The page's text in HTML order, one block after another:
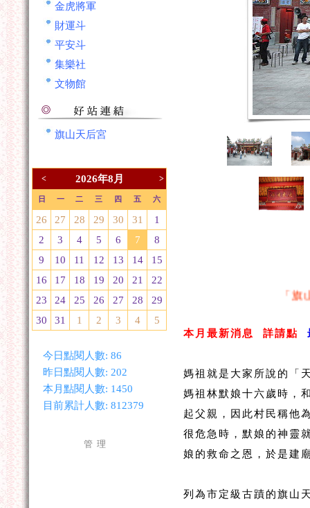
金虎將軍
財運斗
平安斗
集樂社
文物館
旗山天后宮
< 2026年8月 >
日 一 二 三 四 五 六
26 27 28 29 30 31
1
2
3 4 5 6 7
8
9
10 11 12 13 14
15
16
17 18 19 20 21
22
23
24 25 26 27 28
29
30
31 1 2 3 4 5
今日點閱人數: 86
昨日點閱人數: 202
本月點閱人數: 1450
目前累計人數: 812379
管 理
「旗
本月最新消息 詳請點
媽祖就是大家所說的「
媽祖林默娘十六歲時，
起父親，因此村民稱他
很危急時，默娘的神靈
娘的救命之恩，於是建
列為市定級古蹟的旗山